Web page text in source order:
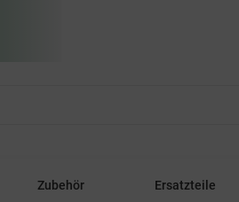
Zubehör Ersatzteile